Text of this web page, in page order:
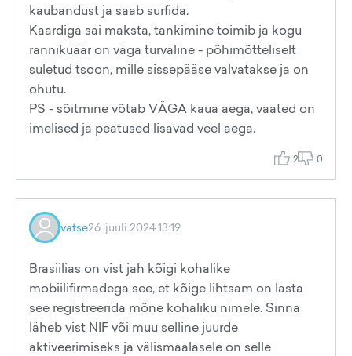
kaubandust ja saab surfida.
Kaardiga sai maksta, tankimine toimib ja kogu
rannikuäär on väga turvaline - põhimõtteliselt
suletud tsoon, mille sissepääse valvatakse ja on
ohutu.
PS - sõitmine võtab VÄGA kaua aega, vaated on
imelised ja peatused lisavad veel aega.
2 0
vatse26. juuli 2024 13:19
Brasiilias on vist jah kõigi kohalike
mobiilifirmadega see, et kõige lihtsam on lasta
see registreerida mõne kohaliku nimele. Sinna
läheb vist NIF või muu selline juurde
aktiveerimiseks ja välismaalasele on selle